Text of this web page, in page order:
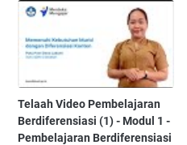
Telaah Video Pembelajaran
Berdiferensiasi (1) - Modul 1 -
Pembelajaran Berdiferensiasi